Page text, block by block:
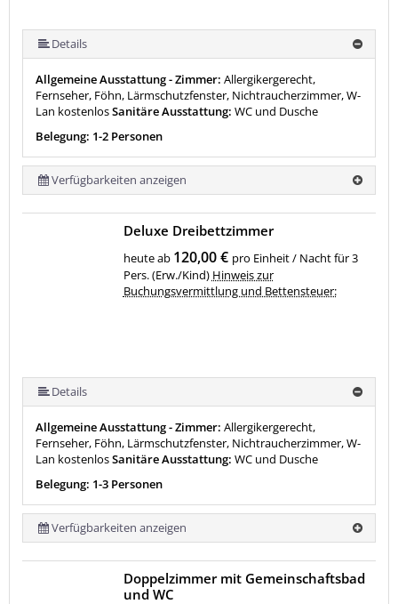
Details
Allgemeine Ausstattung - Zimmer: Allergikergerecht,
Fernseher, Föhn, Lärmschutzfenster, Nichtraucherzimmer, W-
Lan kostenlosSanitäre Ausstattung: WC und Dusche
Belegung: 1-2 Personen
Verfügbarkeiten anzeigen
Deluxe Dreibettzimmer
heute ab 120,00 € pro Einheit / Nacht für 3
Pers. (Erw./Kind) Hinweis zur
Buchungsvermittlung und Bettensteuer:
Details
Allgemeine Ausstattung - Zimmer: Allergikergerecht,
Fernseher, Föhn, Lärmschutzfenster, Nichtraucherzimmer, W-
Lan kostenlosSanitäre Ausstattung: WC und Dusche
Belegung: 1-3 Personen
Verfügbarkeiten anzeigen
Doppelzimmer mit Gemeinschaftsbad
und WC